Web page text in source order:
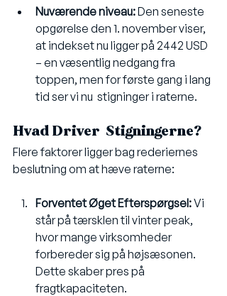
Nuværende niveau: Den seneste
opgørelse den 1. november viser,
at indekset nu ligger på 2442 USD
– en væsentlig nedgang fra
toppen, men for første gang i lang
tid ser vi nu  stigninger i raterne.
Hvad Driver  Stigningerne?
Flere faktorer ligger bag rederiernes
beslutning om at hæve raterne:
Forventet Øget Efterspørgsel: Vi
står på tærsklen til vinter peak,
hvor mange virksomheder
forbereder sig på højsæsonen.
Dette skaber pres på
fragtkapaciteten.